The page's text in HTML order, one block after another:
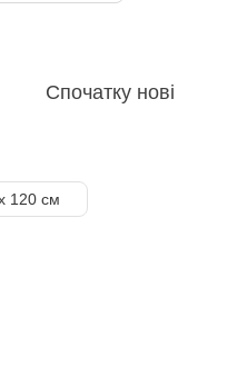
Спочатку нові
120 см